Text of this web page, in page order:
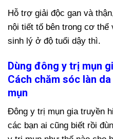
Hỗ trợ giải độc gan và
nội tiết tố bên trong cơ thể
sinh lý ở độ tuổi dậy thì.
Dùng đông y trị mụn
Cách chăm sóc làn
mụn
Đông y trị mụn gia truyền
các bạn ai cũng biết rồi